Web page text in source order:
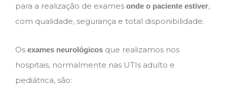
para a realização de exames onde o paciente estiver,
com qualidade, segurança e total disponibilidade.
Os exames neurológicos que realizamos nos
hospitais, normalmente nas UTIs adulto e
pediátrica, são: